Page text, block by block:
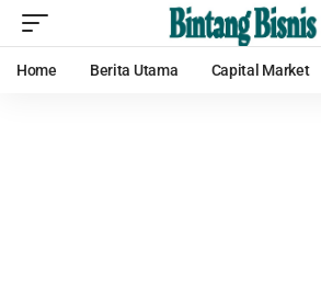
Home Berita Utama Capital Market